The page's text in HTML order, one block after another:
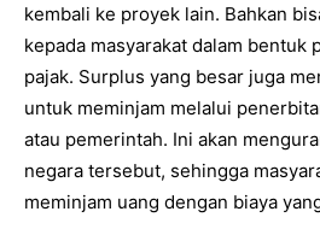
kembali ke proyek lain. Bahkan
kepada masyarakat dalam bentuk
pajak. Surplus yang besar juga
untuk meminjam melalui
atau pemerintah. Ini akan
negara tersebut, sehingga
meminjam uang dengan biaya